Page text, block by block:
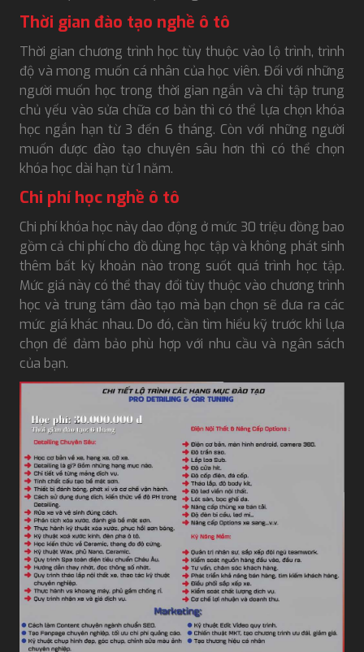
Thời gian đào tạo nghề ô tô
Thời gian chương trình học tùy thuộc vào lộ trình, trình
độ và mong muốn cá nhân của học viên. Đối với những
người muốn học trong thời gian ngắn và chỉ tập trung
chủ yếu vào sửa chữa cơ bản thì có thể lựa chọn khóa
học ngắn hạn từ 3 đến 6 tháng. Còn với những người
muốn được đào tạo chuyên sâu hơn thì có thể chọn
khóa học dài hạn từ 1 năm.
Chi phí học nghề ô tô
Chi phí khóa học này dao động ở mức 30 triệu đồng bao
gồm cả chi phí cho đồ dùng học tập và không phát sinh
thêm bất kỳ khoản nào trong suốt quá trình học tập.
Mức giá này có thể thay đổi tùy thuộc vào chương trình
học và trung tâm đào tạo mà bạn chọn sẽ đưa ra các
mức giá khác nhau. Do đó, cần tìm hiểu kỹ trước khi lựa
chọn để đảm bảo phù hợp với nhu cầu và ngân sách
của bạn.